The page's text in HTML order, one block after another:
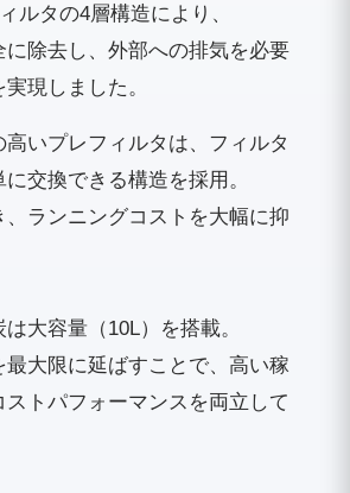
ルタの4層構造により、
に除去し、外部への排気を必要
現しました。
いプレフィルタは、フィルタ
交換できる構造を採用。
ランニングコストを大幅に抑
大容量（10L）を搭載。
最大限に延ばすことで、高い稼
トパフォーマンスを両立して